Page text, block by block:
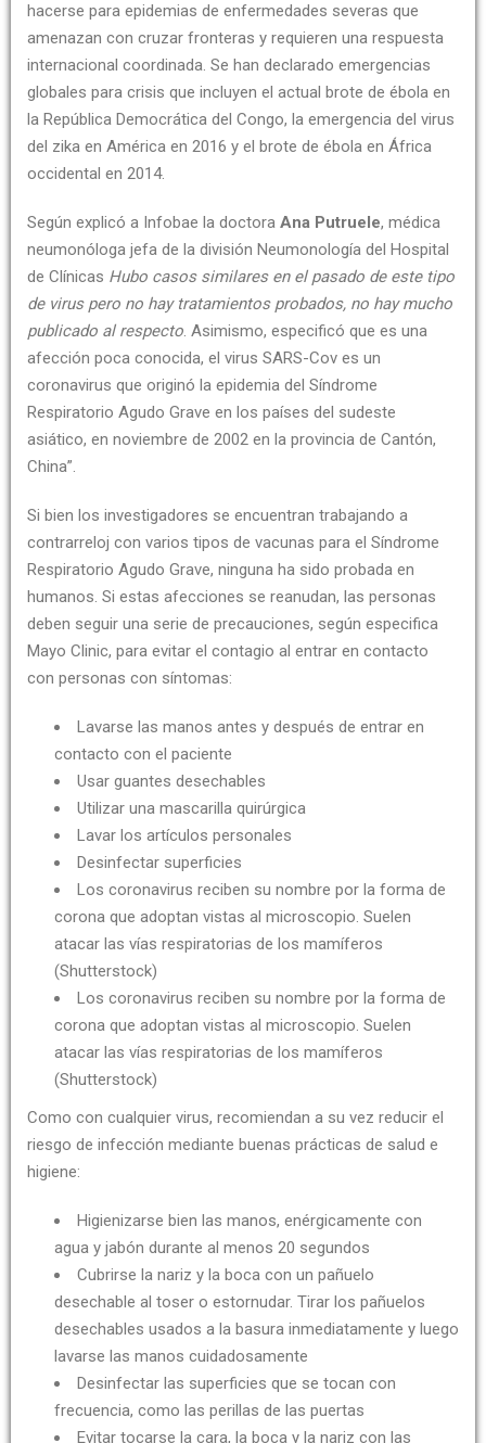
hacerse para epidemias de enfermedades severas que
amenazan con cruzar fronteras y requieren una respuesta
internacional coordinada. Se han declarado emergencias
globales para crisis que incluyen el actual brote de ébola en
la República Democrática del Congo, la emergencia del virus
del zika en América en 2016 y el brote de ébola en África
occidental en 2014.
Según explicó a Infobae la doctora Ana Putruele, médica
neumonóloga jefa de la división Neumonología del Hospital
de Clínicas Hubo casos similares en el pasado de este tipo
de virus pero no hay tratamientos probados, no hay mucho
publicado al respecto. Asimismo, especificó que es una
afección poca conocida, el virus SARS-Cov es un
coronavirus que originó la epidemia del Síndrome
Respiratorio Agudo Grave en los países del sudeste
asiático, en noviembre de 2002 en la provincia de Cantón,
China”.
Si bien los investigadores se encuentran trabajando a
contrarreloj con varios tipos de vacunas para el Síndrome
Respiratorio Agudo Grave, ninguna ha sido probada en
humanos. Si estas afecciones se reanudan, las personas
deben seguir una serie de precauciones, según especifica
Mayo Clinic, para evitar el contagio al entrar en contacto
con personas con síntomas:
Lavarse las manos antes y después de entrar en
contacto con el paciente
Usar guantes desechables
Utilizar una mascarilla quirúrgica
Lavar los artículos personales
Desinfectar superficies
Los coronavirus reciben su nombre por la forma de
corona que adoptan vistas al microscopio. Suelen
atacar las vías respiratorias de los mamíferos
(Shutterstock)
Los coronavirus reciben su nombre por la forma de
corona que adoptan vistas al microscopio. Suelen
atacar las vías respiratorias de los mamíferos
(Shutterstock)
Como con cualquier virus, recomiendan a su vez reducir el
riesgo de infección mediante buenas prácticas de salud e
higiene:
Higienizarse bien las manos, enérgicamente con
agua y jabón durante al menos 20 segundos
Cubrirse la nariz y la boca con un pañuelo
desechable al toser o estornudar. Tirar los pañuelos
desechables usados a la basura inmediatamente y luego
lavarse las manos cuidadosamente
Desinfectar las superficies que se tocan con
frecuencia, como las perillas de las puertas
Evitar tocarse la cara, la boca y la nariz con las